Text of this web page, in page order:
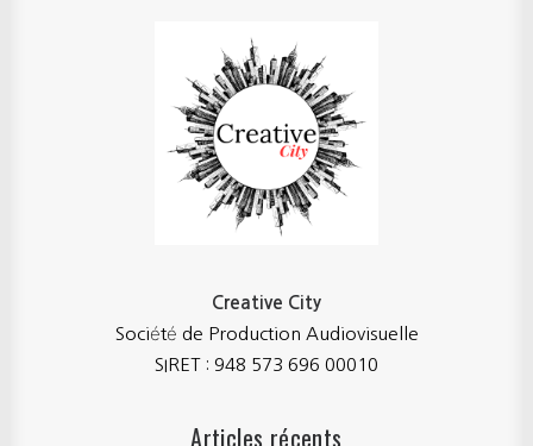
Creative City
Société de Production Audiovisuelle
SIRET : 948 573 696 00010
Articles récents